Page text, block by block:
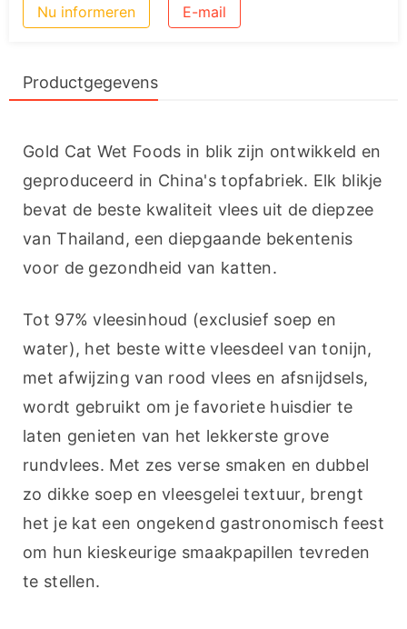
Nu informeren E-mail
Productgegevens
Gold Cat Wet Foods in blik zijn ontwikkeld en
geproduceerd in China's topfabriek. Elk blikje
bevat de beste kwaliteit vlees uit de diepzee
van Thailand, een diepgaande bekentenis
voor de gezondheid van katten.
Tot 97% vleesinhoud (exclusief soep en
water), het beste witte vleesdeel van tonijn,
met afwijzing van rood vlees en afsnijdsels,
wordt gebruikt om je favoriete huisdier te
laten genieten van het lekkerste grove
rundvlees. Met zes verse smaken en dubbel
zo dikke soep en vleesgelei textuur, brengt
het je kat een ongekend gastronomisch feest
om hun kieskeurige smaakpapillen tevreden
te stellen.